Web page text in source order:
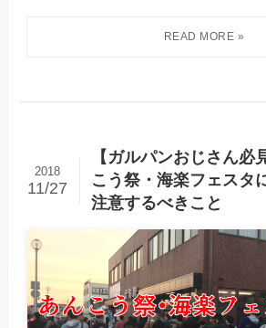
【ガルパンおじさん必
こう祭・海楽フェスタ
注意するべきこと
2018
11/27